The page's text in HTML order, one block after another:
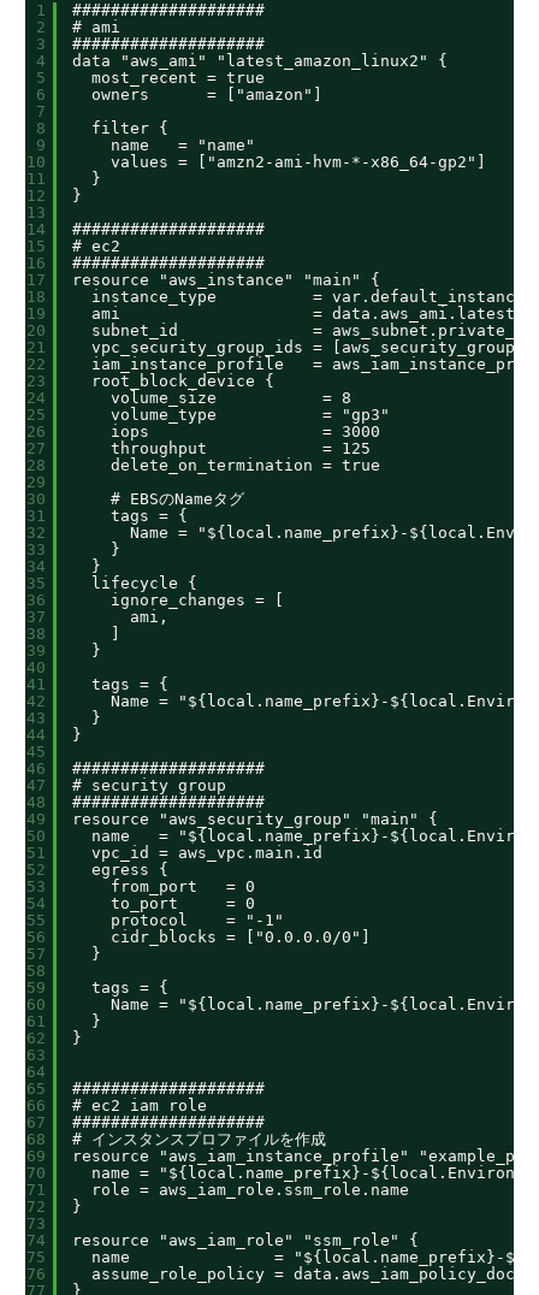
1
2
3
4
5
6
7
8
9
10
11
12
13
14
15
16
17
18
19
20
21
22
23
24
25
26
27
28
29
30
31
32
33
34
35
36
37
38
39
40
41
42
43
44
45
46
47
48
49
50
51
52
53
54
55
56
57
58
59
60
61
62
63
64
65
66
67
68
69
70
71
72
73
74
75
76
77
####################
# ami
####################
data "aws_ami" "latest_amazon_linux2" {
most_recent = true
owners      = ["amazon"]
filter {
name   = "name"
values = ["amzn2-ami-hvm-*-x86_64-gp2"]
}
}
####################
# ec2
####################
resource "aws_instance" "main" {
instance_type          =
ami                    =
subnet_id              =
vpc_security_group_ids =
iam_instance_profile   =
root_block_device {
volume_size           = 8
volume_type           = "gp3"
iops                  = 3000
throughput            = 125
delete_on_termination = true
# EBSのNameタグ
tags = {
Name = "${local.name_prefix}-
}
}
lifecycle {
ignore_changes = [
ami,
}
tags = {
Name = "${local.name_prefix}-
}
}
####################
# security group
####################
resource "aws_security_group" "main" {
name   = "${local.name_prefix}-
vpc_id = aws_vpc.main.id
egress {
from_port   = 0
to_port     = 0
protocol    = "-1"
cidr_blocks = ["0.0.0.0/0"]
}
tags = {
Name = "${local.name_prefix}-
}
}
####################
# ec2 iam role
####################
# インスタンスプロファイルを作成
resource "aws_iam_instance_profile"
name = "${local.name_prefix}-
role = aws_iam_role.ssm_role.name
}
resource "aws_iam_role" "ssm_role" {
name               = "${local.name_prefix}-
assume_role_policy =
}